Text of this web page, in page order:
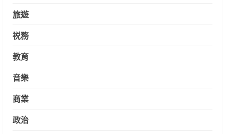
旅遊
祱務
教育
音樂
商業
政治